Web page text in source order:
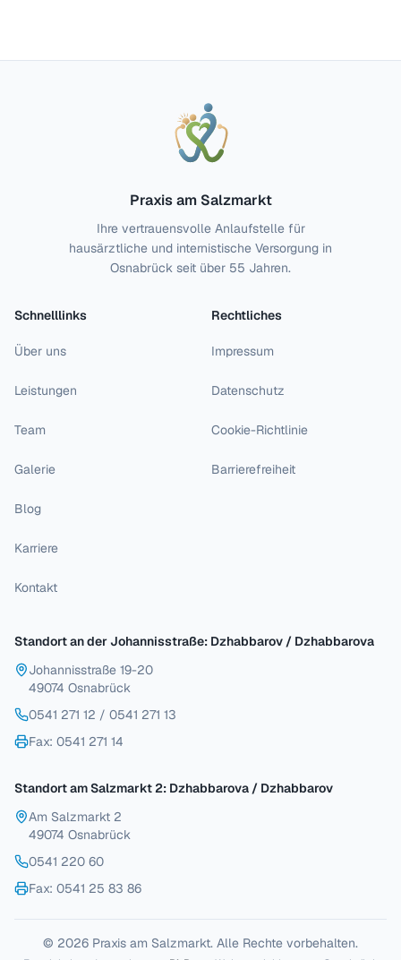
Praxis am Salzmarkt
Ihre vertrauensvolle Anlaufstelle für
hausärztliche und internistische Versorgung in
Osnabrück seit über 55 Jahren.
Schnelllinks
Über uns
Leistungen
Team
Galerie
Blog
Karriere
Kontakt
Rechtliches
Impressum
Datenschutz
Cookie-Richtlinie
Barrierefreiheit
Standort an der Johannisstraße: Dzhabbarov / Dzhabbarova
Johannisstraße 19-20
49074 Osnabrück
0541 271 12 / 0541 271 13
Fax: 0541 271 14
Standort am Salzmarkt 2: Dzhabbarova / Dzhabbarov
Am Salzmarkt 2
49074 Osnabrück
0541 220 60
Fax: 0541 25 83 86
© 2026 Praxis am Salzmarkt. Alle Rechte vorbehalten.